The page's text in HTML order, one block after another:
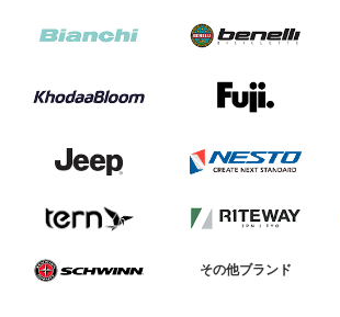
その他ブランド